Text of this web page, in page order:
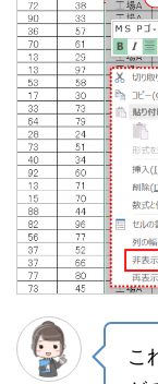
こ